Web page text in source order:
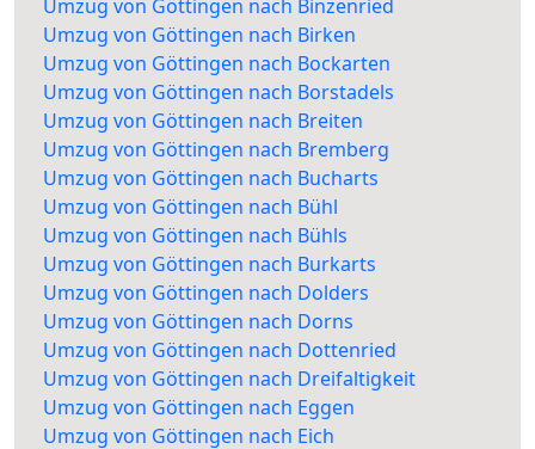
Umzug von Göttingen nach Binzenried
Umzug von Göttingen nach Birken
Umzug von Göttingen nach Bockarten
Umzug von Göttingen nach Borstadels
Umzug von Göttingen nach Breiten
Umzug von Göttingen nach Bremberg
Umzug von Göttingen nach Bucharts
Umzug von Göttingen nach Bühl
Umzug von Göttingen nach Bühls
Umzug von Göttingen nach Burkarts
Umzug von Göttingen nach Dolders
Umzug von Göttingen nach Dorns
Umzug von Göttingen nach Dottenried
Umzug von Göttingen nach Dreifaltigkeit
Umzug von Göttingen nach Eggen
Umzug von Göttingen nach Eich